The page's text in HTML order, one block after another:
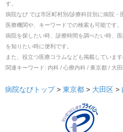
す。
病院なび では市区町村別/診療科目別に病院・
医療機関や、キーワードでの検索も可能です。
病院を探したい時、診療時間を調べたい時、
を知りたい時に便利です。
また、役立つ医療コラムなども掲載していま
関連キーワード: 内科 / 心療内科 / 東京都 / 大
病院なびトップ > 東京都 > 大田区 >